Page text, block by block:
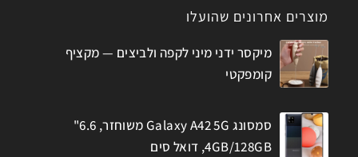
מוצרים אחרונים שהועלו
מיקסר ידני מיני לקפה ולביצים — מקציף
קומפקטי
סמסונג Galaxy A42 5G משוחזר, 6.6"
4GB/128GB, דואל סים